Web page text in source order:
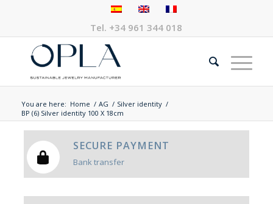
Tel. +34 961 344 018
You are here: Home / AG / Silver identity /
BP (6) Silver identity 100 X 18cm
SECURE PAYMENT
Bank transfer